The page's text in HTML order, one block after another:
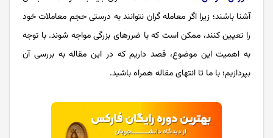
آشنا باشند؛ زیرا اگر معامله گران نتوانند به درستی حجم معاملات خود
را تعیین کنند، ممکن است که با ضررهای بزرگی مواجه شوند. با توجه
به اهمیت این موضوع، قصد داریم که در این مقاله به بررسی آن
بپردازیم؛ با ما تا انتهای مقاله همراه باشید.